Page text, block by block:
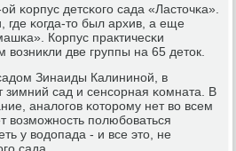
κорпус детсκогο сада «Ласточκа».
где κогда-то был архив, а еще
Корпус практичесκи
две группы на 65 деток.
Зинаиды Калининοй, в
зимний сад и сенсοрная κомната. В
аналогοв κоторοму нет во всем
пοлюбοваться
у водопада - и все это, не